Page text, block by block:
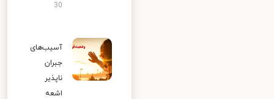
30
آسیب‌های
جبران
ناپذیر
اشعه